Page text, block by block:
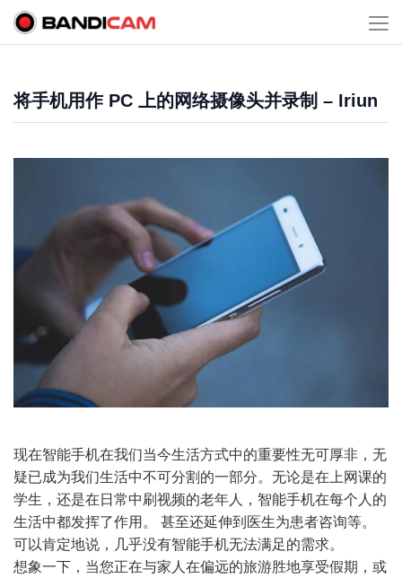
将手机用作 PC 上的网络摄像头并录制 – Iriun
现在智能手机在我们当今生活方式中的重要性无可厚非，无
疑已成为我们生活中不可分割的一部分。无论是在上网课的
学生，还是在日常中刷视频的老年人，智能手机在每个人的
生活中都发挥了作用。 甚至还延伸到医生为患者咨询等。
可以肯定地说，几乎没有智能手机无法满足的需求。
想象一下，当您正在与家人在偏远的旅游胜地享受假期，或